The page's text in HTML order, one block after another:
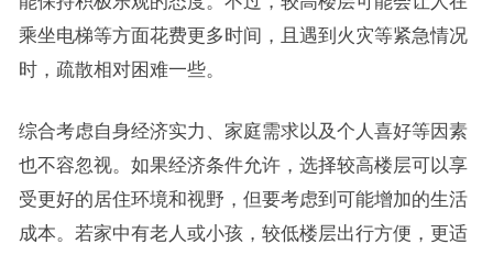
乘坐电梯等方面花费更多时间，且遇到火灾等紧急情况
时，疏散相对困难一些。
综合考虑自身经济实力、家庭需求以及个人喜好等因素
也不容忽视。如果经济条件允许，选择较高楼层可以享
受更好的居住环境和视野，但要考虑到可能增加的生活
成本。若家中有老人或小孩，较低楼层出行方便，更适